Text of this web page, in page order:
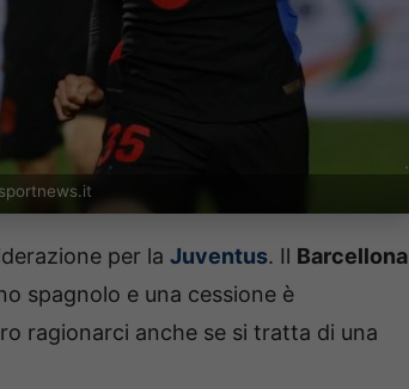
per la Juventus. Il Barcellona
spagnolo e una cessione è
ragionarci anche se si tratta di una